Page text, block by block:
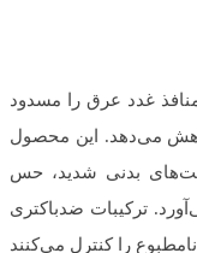
غدد عرق را مسدود
می‌دهد. این محصول
بدنی شدید، حس
ترکیبات ضدباکتری
را کنترل می‌کنند